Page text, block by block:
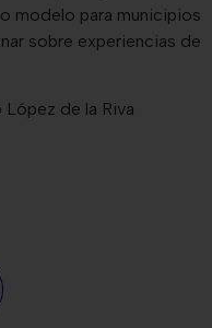
modelo para municipios
sobre experiencias de
López de la Riva